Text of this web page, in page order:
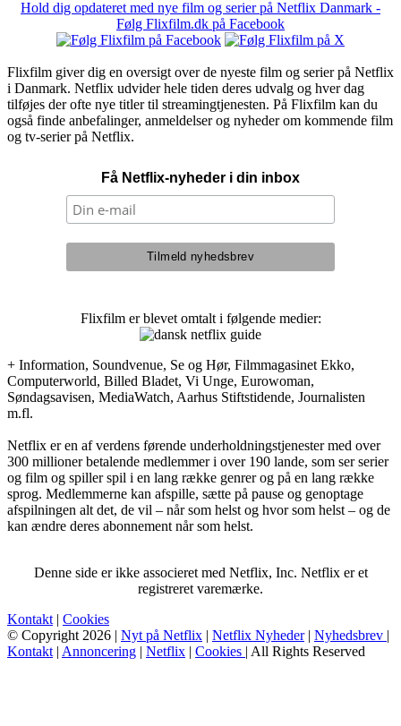
Hold dig opdateret med nye film og serier på Netflix Danmark -
Følg Flixfilm.dk på Facebook
Flixfilm giver dig en oversigt over de nyeste film og serier på Netflix
i Danmark. Netflix udvider hele tiden deres udvalg og hver dag
tilføjes der ofte nye titler til streamingtjenesten. På Flixfilm kan du
også finde anbefalinger, anmeldelser og nyheder om kommende film
og tv-serier på Netflix.
Få Netflix-nyheder i din inbox
Flixfilm er blevet omtalt i følgende medier:
+ Information, Soundvenue, Se og Hør, Filmmagasinet Ekko,
Computerworld, Billed Bladet, Vi Unge, Eurowoman,
Søndagsavisen, MediaWatch, Aarhus Stiftstidende, Journalisten
m.fl.
Netflix er en af verdens førende underholdningstjenester med over
300 millioner betalende medlemmer i over 190 lande, som ser serier
og film og spiller spil i en lang række genrer og på en lang række
sprog. Medlemmerne kan afspille, sætte på pause og genoptage
afspilningen alt det, de vil – når som helst og hvor som helst – og de
kan ændre deres abonnement når som helst.
Denne side er ikke associeret med Netflix, Inc. Netflix er et
registreret varemærke.
Kontakt | Cookies
© Copyright 2026 | Nyt på Netflix | Netflix Nyheder| Nyhedsbrev |
Kontakt | Annoncering | Netflix | Cookies | All Rights Reserved